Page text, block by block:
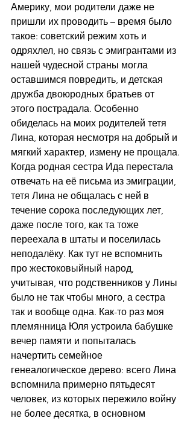
Америку, мои родители даже не
пришли их проводить – время было
такое: советский режим хоть и
одряхлел, но связь с эмигрантами из
нашей чудесной страны могла
оставшимся повредить, и детская
дружба двоюродных братьев от
этого пострадала. Особенно
обиделась на моих родителей тетя
Лина, которая несмотря на добрый и
мягкий характер, измену не прощала.
Когда родная сестра Ида перестала
отвечать на её письма из эмиграции,
тетя Лина не общалась с ней в
течение сорока последующих лет,
даже после того, как та тоже
переехала в штаты и поселилась
неподалёку. Как тут не вспомнить
про жестоковыйный народ,
учитывая, что родственников у Лины
было не так чтобы много, а сестра
так и вообще одна. Как-то раз моя
племянница Юля устроила бабушке
вечер памяти и попыталась
начертить семейное
генеалогическое дерево: всего Лина
вспомнила примерно пятьдесят
человек, из которых пережило войну
не более десятка, в основном